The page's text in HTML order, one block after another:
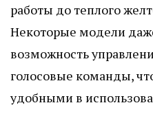
работы до теплого
Некоторые модели
возможность
голосовые команды,
удобными в